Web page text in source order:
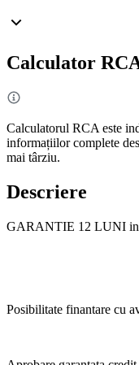
Calculator
Calculatorul RCA este
informațiilor complete
mai târziu.
Descriere
GARANTIE 12 LUNI in
Posibilitate finantare cu